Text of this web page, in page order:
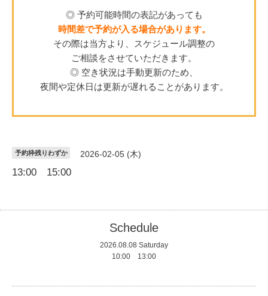
◎ 予約可能時間の表記があっても
時間差で予約が入る場合があります。
その際は当方より、スケジュール調整の
ご相談をさせていただきます。
◎ 空き状況は手動更新のため、
夜間や定休日は更新が遅れることがあります。
予約枠残りわずか 2026-02-05 (木)
13:00 15:00
Schedule
2026.08.08 Saturday
10:00 13:00